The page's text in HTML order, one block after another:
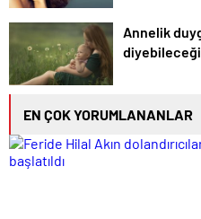
Annelik
EN ÇOK YORUMLANANLAR